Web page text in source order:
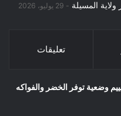
المسيلة 29 يوليو، 2026
تعليقات
وضعية توفر الخضر والفواكه